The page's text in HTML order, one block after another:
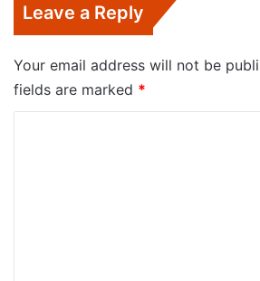
Leave a Reply
Your email address will not be
fields are marked *